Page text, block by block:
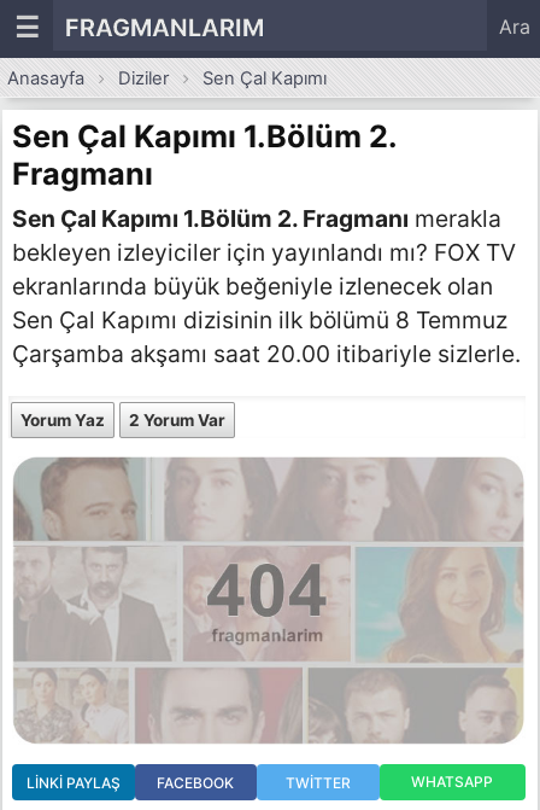
☰ FRAGMANLARIM Ara
Anasayfa Diziler Sen Çal Kapımı
Sen Çal Kapımı 1.Bölüm 2.
Fragmanı
Sen Çal Kapımı 1.Bölüm 2. Fragmanı merakla
bekleyen izleyiciler için yayınlandı mı? FOX TV
ekranlarında büyük beğeniyle izlenecek olan
Sen Çal Kapımı dizisinin ilk bölümü 8 Temmuz
Çarşamba akşamı saat 20.00 itibariyle sizlerle.
Yorum Yaz 2 Yorum Var
LINKI PAYLAŞ FACEBOOK TWITTER WHATSAPP